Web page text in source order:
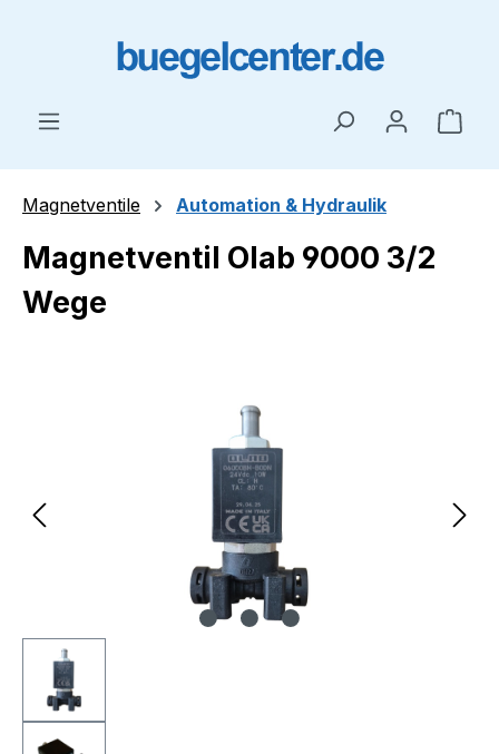
Magnetventile Automation & Hydraulik
Magnetventil Olab 9000 3/2
Wege